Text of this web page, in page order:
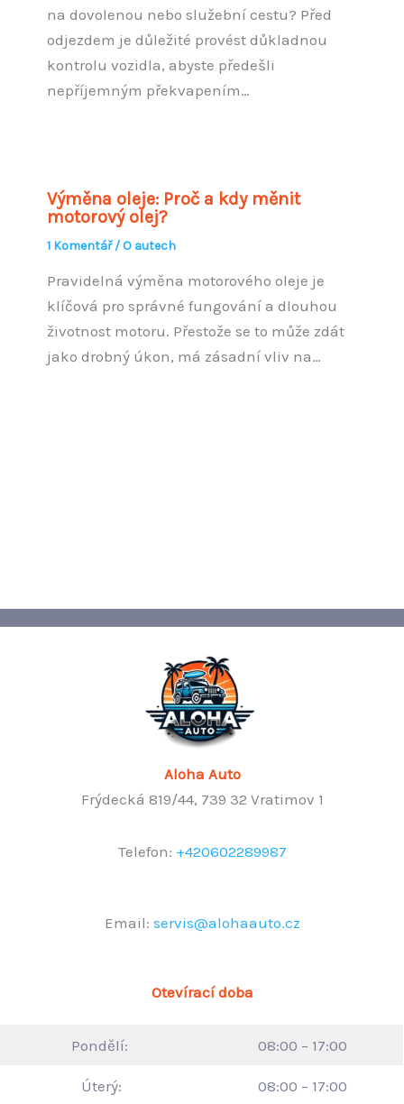
na dovolenou nebo služební cestu? Před
odjezdem je důležité provést důkladnou
kontrolu vozidla, abyste předešli
nepříjemným překvapením…
Výměna oleje: Proč a kdy měnit
motorový olej?
1 Komentář /O autech
Pravidelná výměna motorového oleje je
klíčová pro správné fungování a dlouhou
životnost motoru. Přestože se to může zdát
jako drobný úkon, má zásadní vliv na…
Aloha Auto
Frýdecká 819/44, 739 32 Vratimov 1
Telefon: +420602289987
Email: servis@alohaauto.cz
Otevírací doba
Pondělí: 08:00 – 17:00
Úterý: 08:00 – 17:00